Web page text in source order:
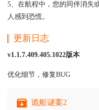
5、在航程中，您的同伴消失
人感到恐慌。
更新日志
v1.1.7.409.405.1022版本
优化细节，修复BUG
诡船谜案2